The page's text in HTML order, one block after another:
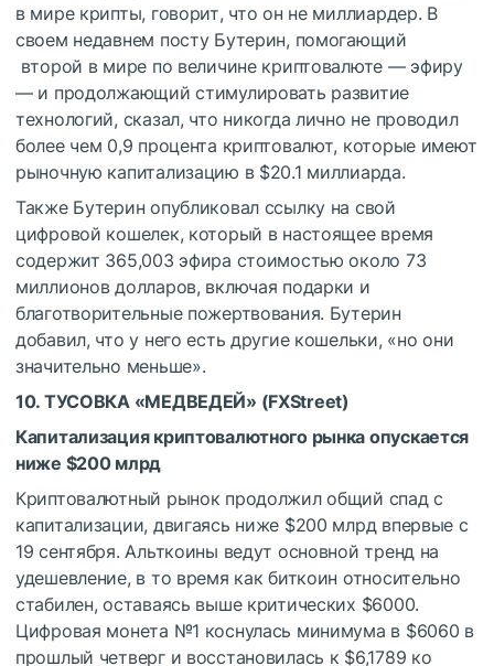
в мире крипты, говорит, что он не миллиардер. В
своем недавнем посту Бутерин, помогающий
второй в мире по величине криптовалюте — эфиру
— и продолжающий стимулировать развитие
технологий, сказал, что никогда лично не проводил
более чем 0,9 процента криптовалют, которые имеют
рыночную капитализацию в $20.1 миллиарда.
Также Бутерин опубликовал ссылку на свой
цифровой кошелек, который в настоящее время
содержит 365,003 эфира стоимостью около 73
миллионов долларов, включая подарки и
благотворительные пожертвования. Бутерин
добавил, что у него есть другие кошельки, «но они
значительно меньше».
10. ТУСОВКА «МЕДВЕДЕЙ» (FXStreet)
Капитализация криптовалютного рынка опускается
ниже $200 млрд
Криптовалютный рынок продолжил общий спад с
капитализации, двигаясь ниже $200 млрд впервые с
19 сентября. Альткоины ведут основной тренд на
удешевление, в то время как биткоин относительно
стабилен, оставаясь выше критических $6000.
Цифровая монета №1 коснулась минимума в $6060 в
прошлый четверг и восстановилась к $6,1789 ко